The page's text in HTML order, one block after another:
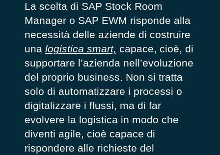
La scelta di SAP Stock Room
Manager o SAP EWM risponde alla
necessità delle aziende di costruire
una logistica smart, capace, cioè, di
supportare l’azienda nell’evoluzione
del proprio business. Non si tratta
solo di automatizzare i processi o
digitalizzare i flussi, ma di far
evolvere la logistica in modo che
diventi agile, cioè capace di
rispondere alle richieste del